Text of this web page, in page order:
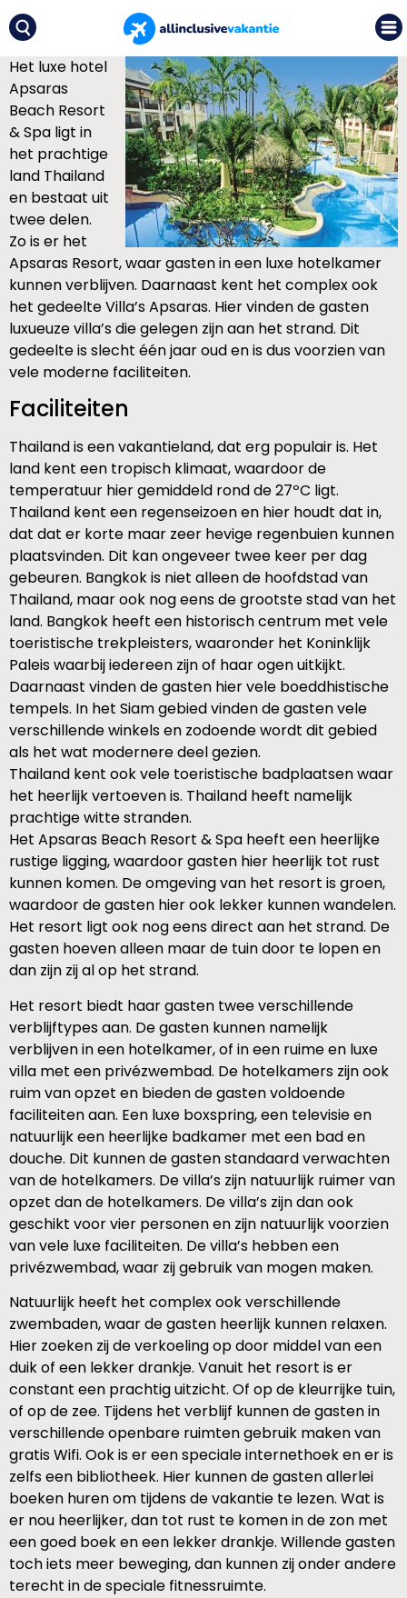
Het luxe hotel
Apsaras
Beach Resort
& Spa ligt in
het prachtige
land Thailand
en bestaat uit
twee delen.
Zo is er het
Apsaras Resort, waar gasten in een luxe hotelkamer
kunnen verblijven. Daarnaast kent het complex ook
het gedeelte Villa’s Apsaras. Hier vinden de gasten
luxueuze villa’s die gelegen zijn aan het strand. Dit
gedeelte is slecht één jaar oud en is dus voorzien van
vele moderne faciliteiten.
Faciliteiten
Thailand is een vakantieland, dat erg populair is. Het
land kent een tropisch klimaat, waardoor de
temperatuur hier gemiddeld rond de 27ºC ligt.
Thailand kent een regenseizoen en hier houdt dat in,
dat dat er korte maar zeer hevige regenbuien kunnen
plaatsvinden. Dit kan ongeveer twee keer per dag
gebeuren. Bangkok is niet alleen de hoofdstad van
Thailand, maar ook nog eens de grootste stad van het
land. Bangkok heeft een historisch centrum met vele
toeristische trekpleisters, waaronder het Koninklijk
Paleis waarbij iedereen zijn of haar ogen uitkijkt.
Daarnaast vinden de gasten hier vele boeddhistische
tempels. In het Siam gebied vinden de gasten vele
verschillende winkels en zodoende wordt dit gebied
als het wat modernere deel gezien.
Thailand kent ook vele toeristische badplaatsen waar
het heerlijk vertoeven is. Thailand heeft namelijk
prachtige witte stranden.
Het Apsaras Beach Resort & Spa heeft een heerlijke
rustige ligging, waardoor gasten hier heerlijk tot rust
kunnen komen. De omgeving van het resort is groen,
waardoor de gasten hier ook lekker kunnen wandelen.
Het resort ligt ook nog eens direct aan het strand. De
gasten hoeven alleen maar de tuin door te lopen en
dan zijn zij al op het strand.
Het resort biedt haar gasten twee verschillende
verblijftypes aan. De gasten kunnen namelijk
verblijven in een hotelkamer, of in een ruime en luxe
villa met een privézwembad. De hotelkamers zijn ook
ruim van opzet en bieden de gasten voldoende
faciliteiten aan. Een luxe boxspring, een televisie en
natuurlijk een heerlijke badkamer met een bad en
douche. Dit kunnen de gasten standaard verwachten
van de hotelkamers. De villa’s zijn natuurlijk ruimer van
opzet dan de hotelkamers. De villa’s zijn dan ook
geschikt voor vier personen en zijn natuurlijk voorzien
van vele luxe faciliteiten. De villa’s hebben een
privézwembad, waar zij gebruik van mogen maken.
Natuurlijk heeft het complex ook verschillende
zwembaden, waar de gasten heerlijk kunnen relaxen.
Hier zoeken zij de verkoeling op door middel van een
duik of een lekker drankje. Vanuit het resort is er
constant een prachtig uitzicht. Of op de kleurrijke tuin,
of op de zee. Tijdens het verblijf kunnen de gasten in
verschillende openbare ruimten gebruik maken van
gratis Wifi. Ook is er een speciale internethoek en er is
zelfs een bibliotheek. Hier kunnen de gasten allerlei
boeken huren om tijdens de vakantie te lezen. Wat is
er nou heerlijker, dan tot rust te komen in de zon met
een goed boek en een lekker drankje. Willende gasten
toch iets meer beweging, dan kunnen zij onder andere
terecht in de speciale fitnessruimte.